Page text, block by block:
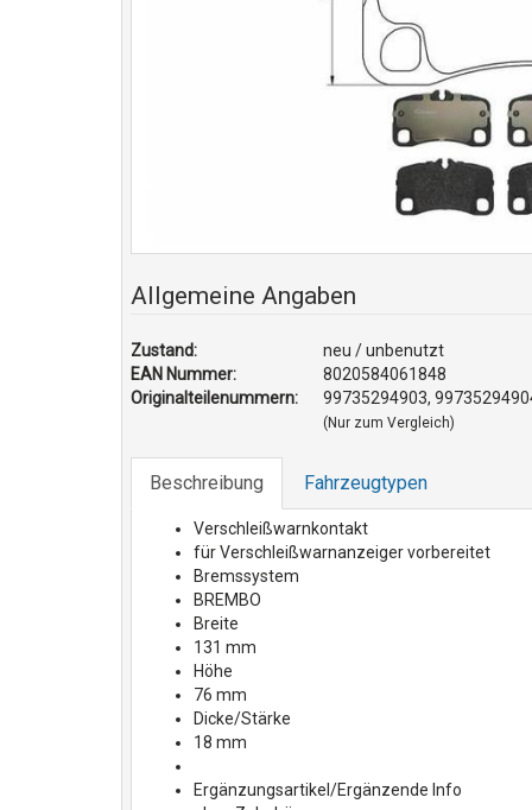
Allgemeine Angaben
Zustand:
neu / unbenutzt
EAN Nummer:
8020584061848
Originalteilenummern:
99735294903,
(Nur zum Vergleich)
Beschreibung Fahrzeugtypen
Verschleißwarnkontakt
für Verschleißwarnanzeiger vorbereitet
Bremssystem
BREMBO
Breite
131 mm
Höhe
76 mm
Dicke/Stärke
18 mm
Ergänzungsartikel/Ergänzende Info